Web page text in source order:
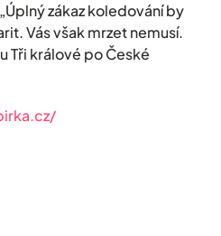
zákaz koledování by
Vás však mrzet nemusí.
Tři králové po České